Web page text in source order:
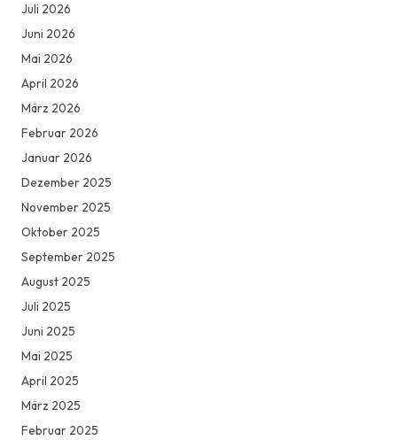
Juli 2026
Juni 2026
Mai 2026
April 2026
März 2026
Februar 2026
Januar 2026
Dezember 2025
November 2025
Oktober 2025
September 2025
August 2025
Juli 2025
Juni 2025
Mai 2025
April 2025
März 2025
Februar 2025